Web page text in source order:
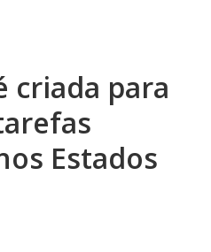
criada para
Estados